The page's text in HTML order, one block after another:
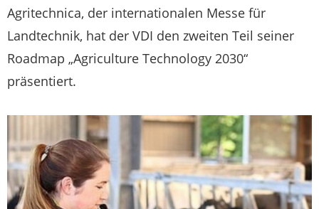
Agritechnica, der internationalen Messe für
Landtechnik, hat der VDI den zweiten Teil seiner
Roadmap „Agriculture Technology 2030“
präsentiert.